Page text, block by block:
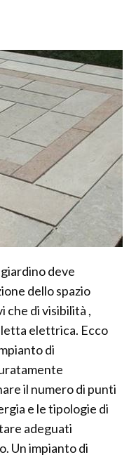
deve
dello spazio
che di visibilità ,
elettrica. Ecco
di
il numero di punti
e le tipologie di
adeguati
Un impianto di